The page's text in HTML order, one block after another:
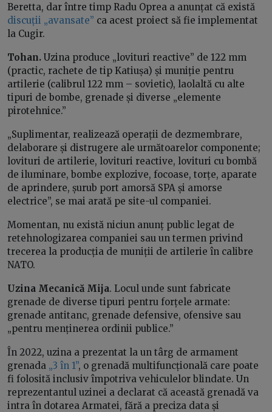
Beretta, dar între timp Radu Oprea a anunțat că există
discuții „avansate” ca acest proiect să fie implementat
la Cugir.
Tohan. Uzina produce „lovituri reactive” de 122 mm
(practic, rachete de tip Katiușa) și muniție pentru
artilerie (calibrul 122 mm – sovietic), laolaltă cu alte
tipuri de bombe, grenade și diverse „elemente
pirotehnice.”
„Suplimentar, realizează operații de dezmembrare,
delaborare și distrugere ale următoarelor componente;
lovituri de artilerie, lovituri reactive, lovituri cu bombă
de iluminare, bombe explozive, focoase, torțe, aparate
de aprindere, șurub port amorsă SPA și amorse
electrice”, se mai arată pe site-ul companiei.
Momentan, nu există niciun anunț public legat de
retehnologizarea companiei sau un termen privind
trecerea la producția de muniții de artilerie în calibre
NATO.
Uzina Mecanică Mija. Locul unde sunt fabricate
grenade de diverse tipuri pentru forțele armate:
grenade antitanc, grenade defensive, ofensive sau
„pentru menținerea ordinii publice.”
În 2022, uzina a prezentat la un târg de armament
grenada „3 în 1”, o grenadă multifuncțională care poate
fi folosită inclusiv împotriva vehiculelor blindate. Un
reprezentantul uzinei a declarat că această grenadă va
intra în dotarea Armatei, fără a preciza data și